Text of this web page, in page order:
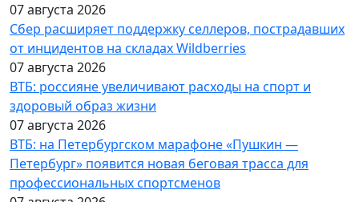
07 августа 2026
Сбер расширяет поддержку селлеров, пострадавших
от инцидентов на складах Wildberries
07 августа 2026
ВТБ: россияне увеличивают расходы на спорт и
здоровый образ жизни
07 августа 2026
ВТБ: на Петербургском марафоне «Пушкин —
Петербург» появится новая беговая трасса для
профессиональных спортсменов